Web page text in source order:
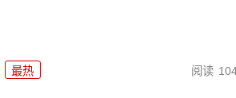
最热 阅读